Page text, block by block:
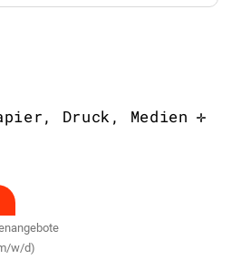
Druck, Medien
w/d)